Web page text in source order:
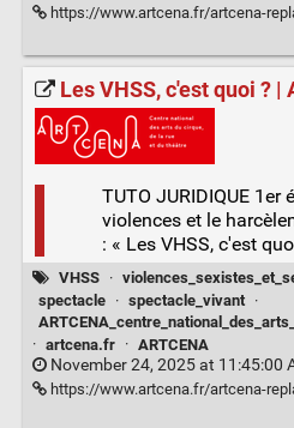
https://www.artcena.fr/artcena-replay/les-vhss-
Les VHSS, c'est quoi ? |
TUTO JURIDIQUE 1er
violences et le
: « Les VHSS, c'est
VHSS ·
spectacle
· spectacle_vivant
·
· artcena.fr · ARTCENA
November 24, 2025 at 11:45:00
https://www.artcena.fr/artcena-